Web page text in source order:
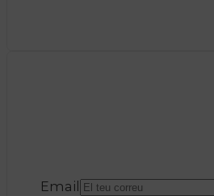
Email